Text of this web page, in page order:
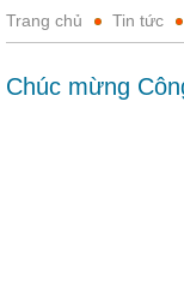
Trang chủ Tin tức
Chúc mừng